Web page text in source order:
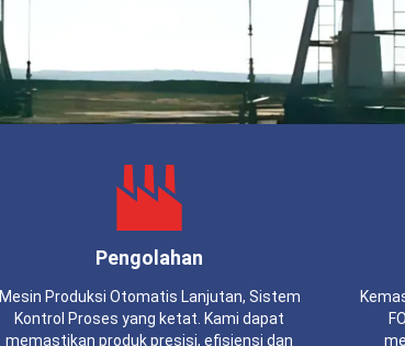
Pengolahan
Mesin Produksi Otomatis Lanjutan, Sistem
Kontrol Proses yang ketat. Kami dapat
memastikan produk presisi, efisiensi dan